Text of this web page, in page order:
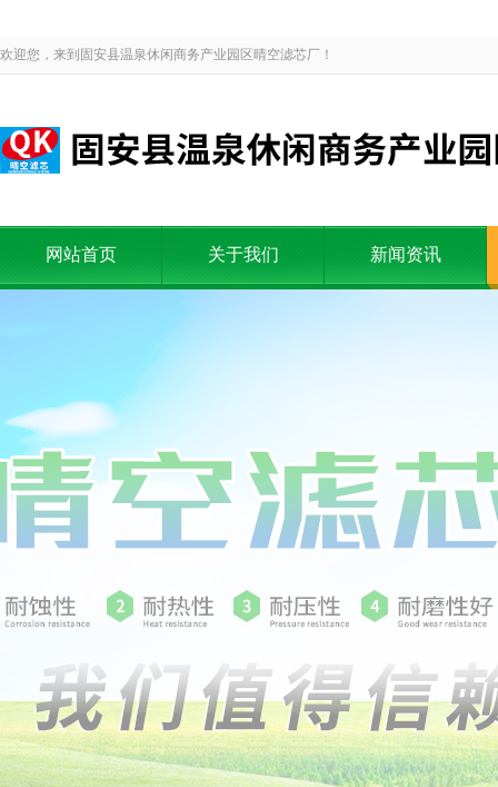
欢迎您，来到固安县温泉休闲商务产业园区晴空滤芯厂！
网站首页 关于我们 新闻资讯